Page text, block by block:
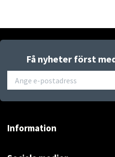
Få nyheter först
Information